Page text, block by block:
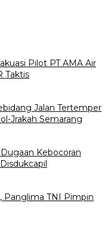
Pilot PT AMA Air
Taktis
Jalan Tertemper
Jrakah Semarang
Kebocoran
TNI Pimpin